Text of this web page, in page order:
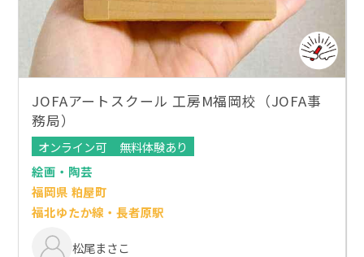
JOFAアートスクール 工房M福岡校（JOFA事
務局）
オンライン可
無料体験あり
絵画・陶芸
福岡県 粕屋町
福北ゆたか線・長者原駅
松尾まさこ